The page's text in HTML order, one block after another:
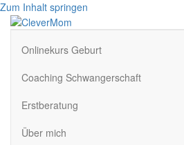
Zum Inhalt springen
Onlinekurs Geburt
Coaching Schwangerschaft
Erstberatung
Über mich